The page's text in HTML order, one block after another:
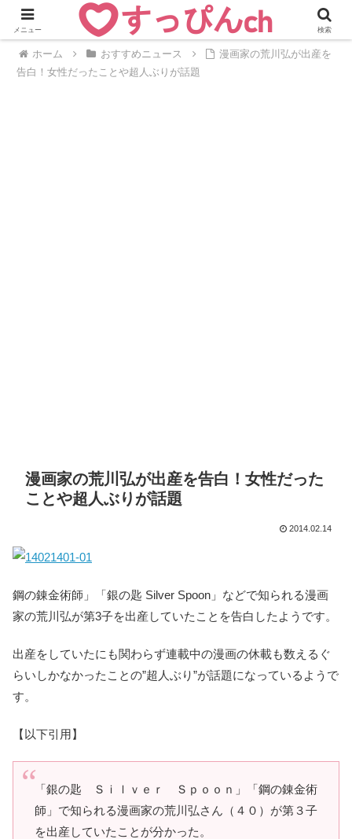
ホーム おすすめニュース
漫画家の荒川弘が出産を
告白！女性だったことや超人ぶりが話題
漫画家の荒川弘が出産を告白！女性だった
ことや超人ぶりが話題
2014.02.14
鋼の錬金術師」「銀の匙 Silver Spoon」などで知られる漫画
家の荒川弘が第3子を出産していたことを告白したようです。
出産をしていたにも関わらず連載中の漫画の休載も数えるぐ
らいしかなかったことの”超人ぶり”が話題になっているようで
す。
【以下引用】
「銀の匙 Ｓｉｌｖｅｒ Ｓｐｏｏｎ」「鋼の錬金術
師」で知られる漫画家の荒川弘さん（４０）が第３子
を出産していたことが分かった。
メニュー 検索